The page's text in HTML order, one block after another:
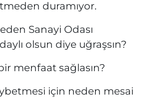
duramıyor.
Sanayi Odası
olsun diye uğraşsın?
menfaat sağlasın?
için neden mesai